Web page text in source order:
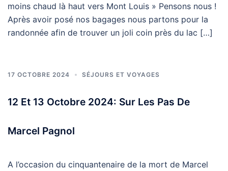
moins chaud là haut vers Mont Louis » Pensons nous !
Après avoir posé nos bagages nous partons pour la
randonnée afin de trouver un joli coin près du lac […]
17 OCTOBRE 2024 SÉJOURS ET VOYAGES
12 Et 13 Octobre 2024: Sur Les Pas De
Marcel Pagnol
A l’occasion du cinquantenaire de la mort de Marcel